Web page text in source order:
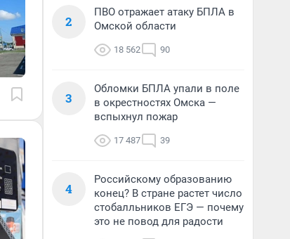
2
ПВО отражает атаку БПЛА в
Омской области
18 562 90
3
Обломки БПЛА упали в поле
в окрестностях Омска —
вспыхнул пожар
17 487 39
4
Российскому образованию
конец? В стране растет число
стобалльников ЕГЭ — почему
это не повод для радости